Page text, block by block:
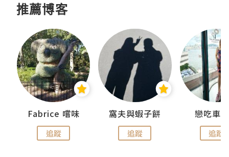
推薦博客
Fabrice 嚐味
追蹤
窩夫與蝦子餅
追蹤
戀吃車
追蹤